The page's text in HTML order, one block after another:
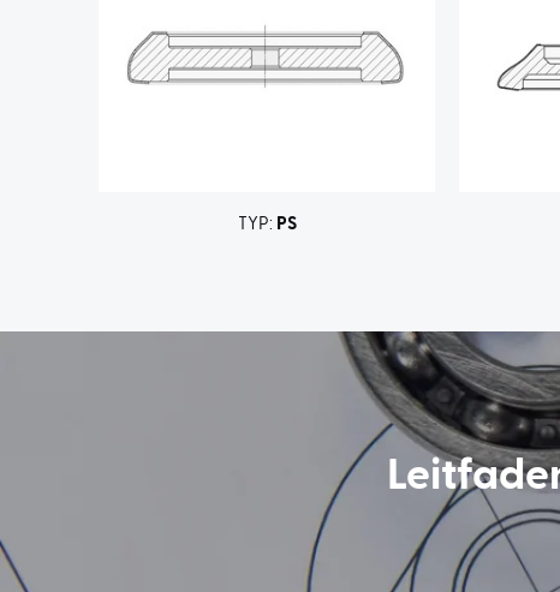
TYP: PS